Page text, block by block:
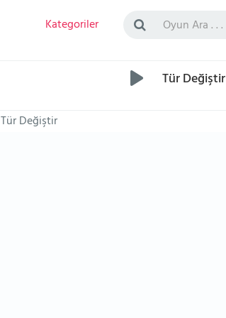
Kategoriler
Tür Değiştir
Tür Değiştir